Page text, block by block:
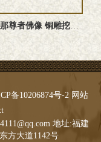
那迦犀那尊者佛像 铜雕挖耳罗汉
备10206874号-2 网站
地址:福建
方大道1142号